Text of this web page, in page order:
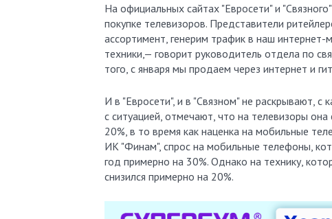
На официальных сайтах "Евросети" и
покупке телевизоров. Представители
ассортимент, генерим трафик в наш
техники,— говорит руководитель отдела по
того, с января мы продаем через интернет и
И в "Евросети", и в "Связном" не раскрывают, с
с ситуацией, отмечают, что на телевизоры
20%, в то время как наценка на мобильные
ИК "Финам", спрос на мобильные телефоны,
год примерно на 30%. Однако на технику,
снизился примерно на 20%.